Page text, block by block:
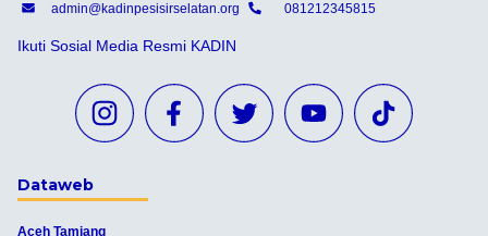
admin@kadinpesisirselatan.org
081212345815
Ikuti Sosial Media Resmi KADIN
Dataweb
Aceh Tamiang